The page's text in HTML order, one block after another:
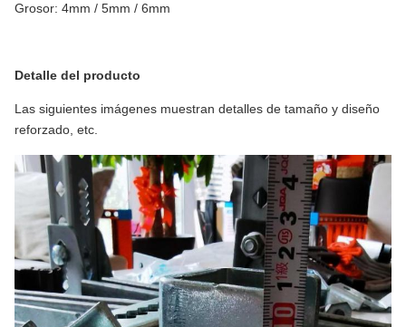
Grosor: 4mm / 5mm / 6mm
Detalle del producto
Las siguientes imágenes muestran detalles de tamaño y diseño
reforzado, etc.